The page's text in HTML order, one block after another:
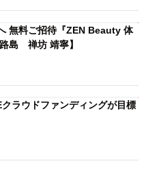
無料ご招待『ZEN Beauty 体
島 禅坊 靖寧】
ラウドファンディングが目標